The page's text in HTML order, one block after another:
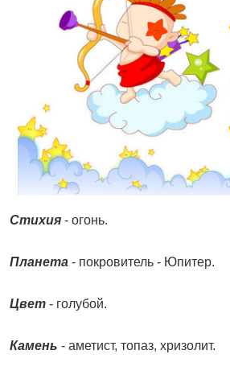
Стихия - огонь.
Планета - покровитель - Юпитер.
Цвет - голубой.
Камень - аметист, топаз, хризолит.